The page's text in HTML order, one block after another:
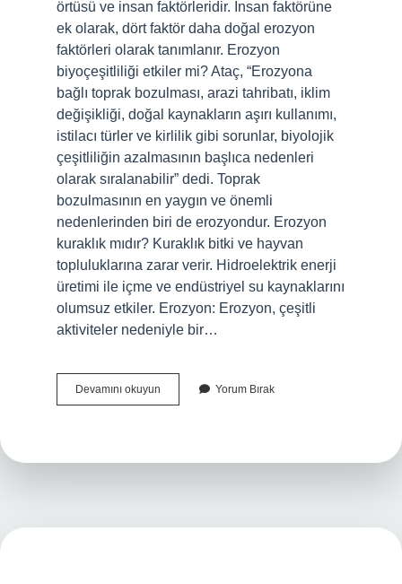
örtüsü ve insan faktörleridir. İnsan faktörüne
ek olarak, dört faktör daha doğal erozyon
faktörleri olarak tanımlanır. Erozyon
biyoçeşitliliği etkiler mi? Ataç, “Erozyona
bağlı toprak bozulması, arazi tahribatı, iklim
değişikliği, doğal kaynakların aşırı kullanımı,
istilacı türler ve kirlilik gibi sorunlar, biyolojik
çeşitliliğin azalmasının başlıca nedenleri
olarak sıralanabilir” dedi. Toprak
bozulmasının en yaygın ve önemli
nedenlerinden biri de erozyondur. Erozyon
kuraklık mıdır? Kuraklık bitki ve hayvan
topluluklarına zarar verir. Hidroelektrik enerji
üretimi ile içme ve endüstriyel su kaynaklarını
olumsuz etkiler. Erozyon: Erozyon, çeşitli
aktiviteler nedeniyle bir…
Devamını okuyun Erozyon
Biyolojik
Yorum Bırak